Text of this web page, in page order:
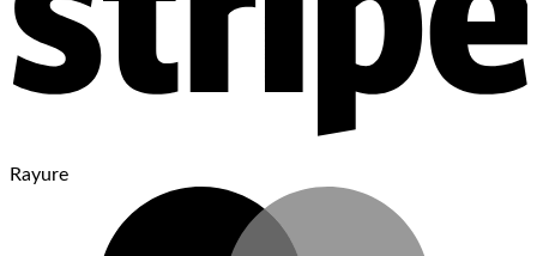
Rayure